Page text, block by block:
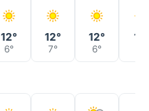
12°
6°
12°
7°
12°
6°
11°